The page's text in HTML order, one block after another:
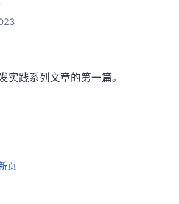
实践系列文章的第一篇。
页